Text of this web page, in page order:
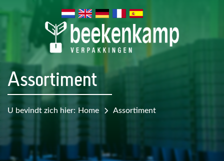
Assortiment
U bevindt zich hier: Home Assortiment